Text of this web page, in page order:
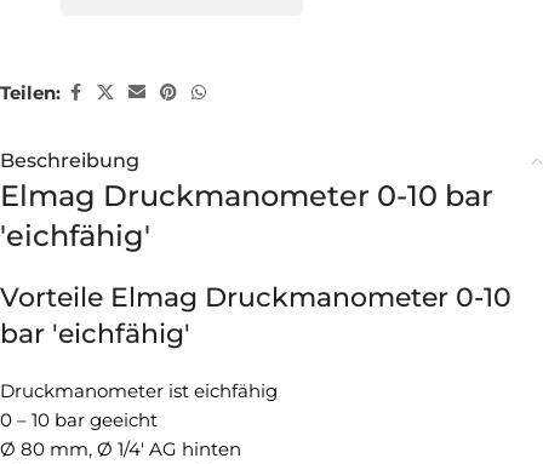
Teilen:
Beschreibung
Elmag Druckmanometer 0-10 bar
'eichfähig'
Vorteile Elmag Druckmanometer 0-10
bar 'eichfähig'
Druckmanometer ist eichfähig
0 – 10 bar geeicht
Ø 80 mm, Ø 1/4' AG hinten